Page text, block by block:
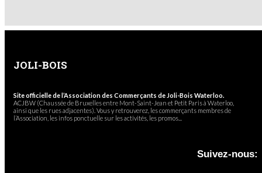
JOLI-BOIS
Site officielle de l’Association des Commerçants de Joli-Bois Waterloo.
ACJBW (Chaussée de Bruxelles entre Mont-Saint-Jean et Petit Paris à Waterloo,
ainsi que les rues adjacentes). Vous y retrouverez, les commerçants membres de
l’Association, les infos ponctuelle sur les activités, les promos...
Suivez-nous: